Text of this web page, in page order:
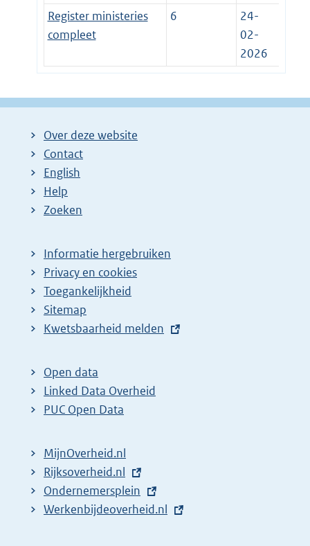
Register ministeries
compleet
6
24-
02-
2026
Over deze website
Contact
English
Help
Zoeken
Informatie hergebruiken
Privacy en cookies
Toegankelijkheid
Sitemap
E
t
e
r
l
i
n
k
Kwetsbaarheid melden
Open data
Linked Data Overheid
PUC Open Data
MijnOverheid.nl
E
x
t
Rijksoverheid.nl
E
x
Ondernemersplein
E
Werkenbijdeoverheid.nl